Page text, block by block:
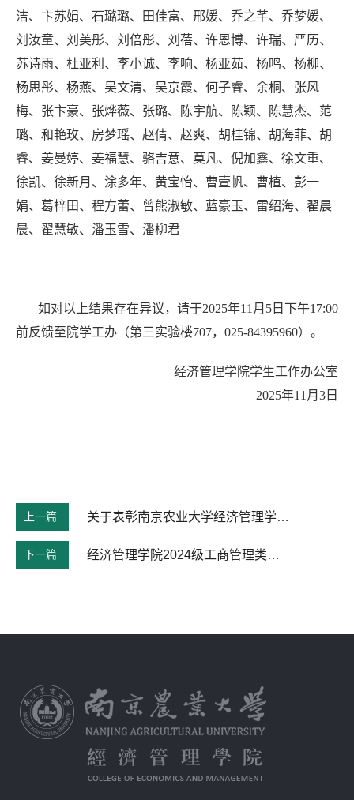
洁、卞苏娟、石璐璐、田佳富、邢媛、乔之芊、乔梦媛、
刘汝童、刘美彤、刘倍彤、刘蓓、许恩博、许瑞、严历、
苏诗雨、杜亚利、李小诚、李响、杨亚茹、杨鸣、杨柳、
杨思彤、杨燕、吴文清、吴京霞、何子睿、余桐、张风
梅、张卞豪、张烨薇、张璐、陈宇航、陈颖、陈慧杰、范
璐、和艳玫、房梦瑶、赵倩、赵爽、胡桂锦、胡海菲、胡
睿、姜曼婷、姜福慧、骆吉意、莫凡、倪加鑫、徐文重、
徐凯、徐新月、涂多年、黄宝怡、曹壹帆、曹植、彭一
娟、葛梓田、程方蕾、曾熊淑敏、蓝豪玉、雷绍海、翟晨
晨、翟慧敏、潘玉雪、潘柳君
如对以上结果存在异议，请于2025年1 1 月 5 日下午17:00
前反馈至院学工办（第三实验楼707，025-84395960） 。
经济管理学院学生工作办公室
2025年1 1 月 3 日
上一篇 关于表彰南京农业大学经济管理学院第六届砺行论坛主题投稿活动优秀获奖作品的决定
下一篇 经济管理学院2024级工商管理类本科生专业分流结果公示